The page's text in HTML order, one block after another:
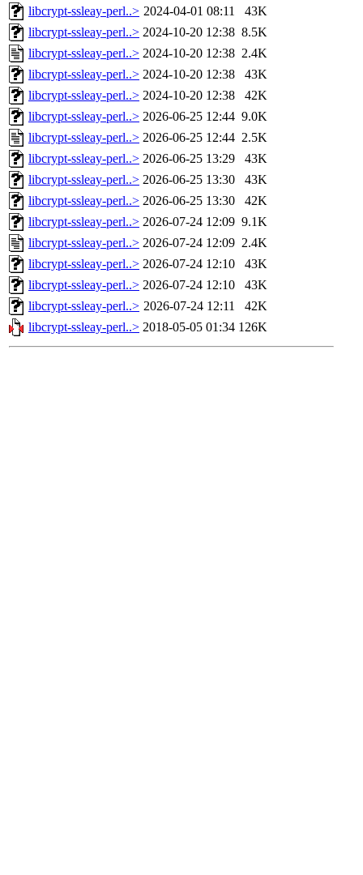
libcrypt-ssleay-perl..> 2024-04-01 08:11
43K
libcrypt-ssleay-perl..> 2024-10-20 12:38 8.5K
libcrypt-ssleay-perl..> 2024-10-20 12:38 2.4K
libcrypt-ssleay-perl..> 2024-10-20 12:38
43K
libcrypt-ssleay-perl..> 2024-10-20 12:38
42K
libcrypt-ssleay-perl..> 2026-06-25 12:44 9.0K
libcrypt-ssleay-perl..> 2026-06-25 12:44 2.5K
libcrypt-ssleay-perl..> 2026-06-25 13:29
43K
libcrypt-ssleay-perl..> 2026-06-25 13:30
43K
libcrypt-ssleay-perl..> 2026-06-25 13:30
42K
libcrypt-ssleay-perl..> 2026-07-24 12:09 9.1K
libcrypt-ssleay-perl..> 2026-07-24 12:09 2.4K
libcrypt-ssleay-perl..> 2026-07-24 12:10
43K
libcrypt-ssleay-perl..> 2026-07-24 12:10
43K
libcrypt-ssleay-perl..> 2026-07-24 12:11
42K
libcrypt-ssleay-perl..> 2018-05-05 01:34 126K